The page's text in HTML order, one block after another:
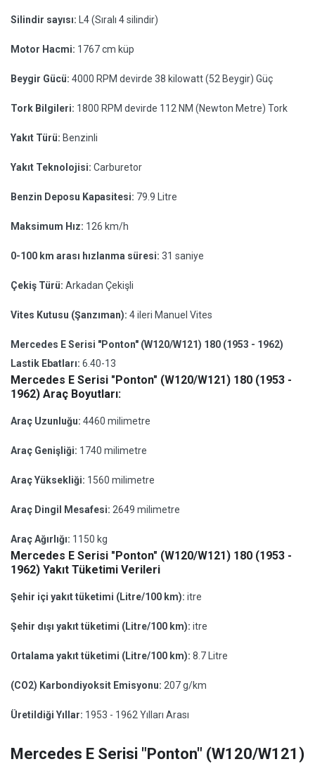
Silindir sayısı: L4 (Sıralı 4 silindir)
Motor Hacmi: 1767 cm küp
Beygir Gücü: 4000 RPM devirde 38 kilowatt (52 Beygir) Güç
Tork Bilgileri: 1800 RPM devirde 112 NM (Newton Metre) Tork
Yakıt Türü: Benzinli
Yakıt Teknolojisi: Carburetor
Benzin Deposu Kapasitesi: 79.9 Litre
Maksimum Hız: 126 km/h
0-100 km arası hızlanma süresi: 31 saniye
Çekiş Türü: Arkadan Çekişli
Vites Kutusu (Şanzıman): 4 ileri Manuel Vites
Mercedes E Serisi "Ponton" (W120/W121) 180 (1953 - 1962)
Lastik Ebatları: 6.40-13
Mercedes E Serisi "Ponton" (W120/W121) 180 (1953 -
1962) Araç Boyutları:
Araç Uzunluğu: 4460 milimetre
Araç Genişliği: 1740 milimetre
Araç Yüksekliği: 1560 milimetre
Araç Dingil Mesafesi: 2649 milimetre
Araç Ağırlığı: 1150 kg
Mercedes E Serisi "Ponton" (W120/W121) 180 (1953 -
1962) Yakıt Tüketimi Verileri
Şehir içi yakıt tüketimi (Litre/100 km): itre
Şehir dışı yakıt tüketimi (Litre/100 km): itre
Ortalama yakıt tüketimi (Litre/100 km): 8.7 Litre
(CO2) Karbondiyoksit Emisyonu: 207 g/km
Üretildiği Yıllar: 1953 - 1962 Yılları Arası
Mercedes E Serisi "Ponton" (W120/W121)